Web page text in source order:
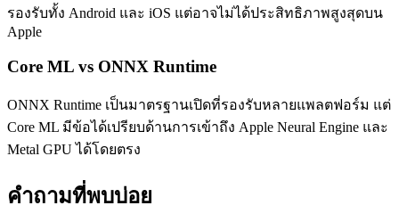
รองรับทั้ง Android และ iOS แต่อาจไม่ได้ประสิทธิภาพสูงสุดบน
Apple
Core ML vs ONNX Runtime
ONNX Runtime เป็นมาตรฐานเปิดที่รองรับหลายแพลตฟอร์ม แต่
Core ML มีข้อได้เปรียบด้านการเข้าถึง Apple Neural Engine และ
Metal GPU ได้โดยตรง
คำถามที่พบบ่อย